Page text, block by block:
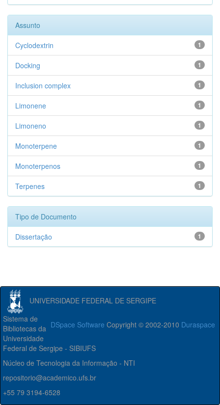
Assunto
1
Cyclodextrin
1
Docking
1
Inclusion complex
1
Limonene
1
Limoneno
1
Monoterpene
1
Monoterpenos
1
Terpenes
Tipo de Documento
1
Dissertação
UNIVERSIDADE FEDERAL DE SERGIPE
DSpace Software Copyright © 2002-2010 Duraspace
Sistema de
Bibliotecas da
Universidade
Federal de Sergipe - SIBIUFS
Núcleo de Tecnologia da Informação - NTI
repositorio@academico.ufs.br
+55 79 3194-6528